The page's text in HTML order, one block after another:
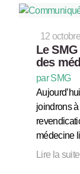
12
Le
des
par SMG
joindrons
médecine
Lire la suite